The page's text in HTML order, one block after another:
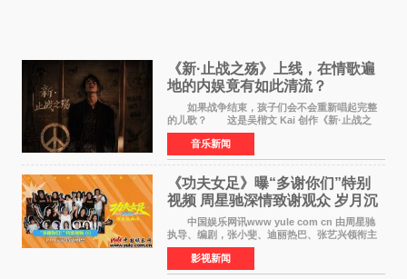
《新·止战之殇》上线，在情歌遍
地的内娱竟有如此清流？
如果战争结束，孩子们会不会重新唱起完整
的儿歌？ 这是吴楷文 Kai 创作《新·止战之
殇》时最初的想法。 从伊朗相关冲突引发的
地区局势，到世界各地仍在发生的动荡与不安，
战争从来不只
音乐新闻
《功夫女足》曝“多谢你们”特别
视频 周星驰深情致谢观众 岁月沉
淀不灭初心
中国娱乐网讯www yule com cn 由周星驰
执导、编剧，张小斐、迪丽热巴、张艺兴领衔主
演，刘嘉玲、佐藤健特别出演，艾米、雪野、蔡
思贝、胡予安、倪好特别介绍的喜剧电影《功夫
女足》释出多谢你
影视新闻